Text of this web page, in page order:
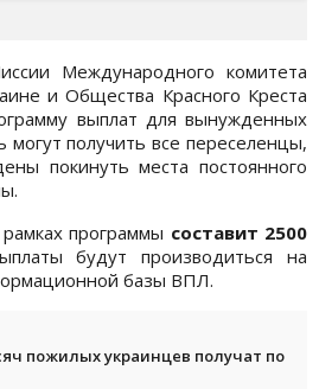
Международного комитета
и Общества Красного Креста
выплат для вынужденных
получить все переселенцы,
покинуть места постоянного
программы составит 2500
будут производиться на
базы ВПЛ.
пожилых украинцев получат по